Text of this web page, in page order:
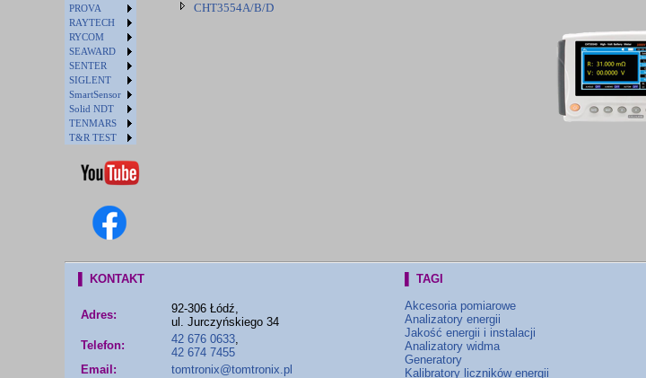
PROVA
RAYTECH
RYCOM
SEAWARD
SENTER
SIGLENT
SmartSensor
Solid NDT
TENMARS
T&R TEST
CHT3554A/B/D
▌ KONTAKT
Adres:
92-306 Łódź,
ul. Jurczyńskiego 34
Telefon:
42 676 0633
42 674 7455
Email:
tomtronix@tomtronix.pl
▌ TAGI
Akcesoria pomiarowe
Analizatory energii
Jakość energii i instalacji
Analizatory widma
Generatory
Kalibratory liczników energii